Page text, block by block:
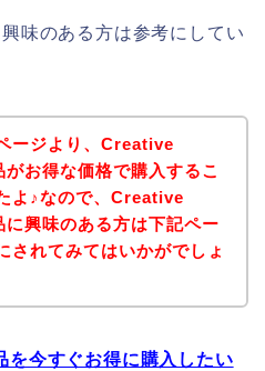
味のある方は参考にしてい
ージより、Creative
お得な価格で購入するこ
よ♪なので、Creative
興味のある方は下記ペー
されてみてはいかがでしょ
今すぐお得に購入したい